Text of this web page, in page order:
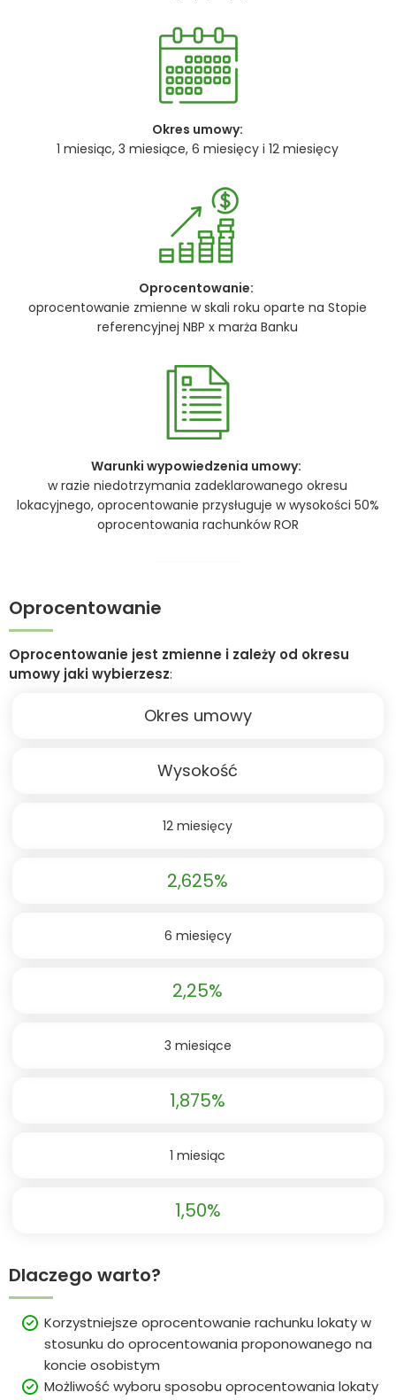
Okres umowy:
1 miesiąc, 3 miesiące, 6 miesięcy i 12 miesięcy
Oprocentowanie:
oprocentowanie zmienne w skali roku oparte na Stopie
referencyjnej NBP x marża Banku
Warunki wypowiedzenia umowy:
w razie niedotrzymania zadeklarowanego okresu
lokacyjnego, oprocentowanie przysługuje w wysokości 50%
oprocentowania rachunków ROR
Oprocentowanie
Oprocentowanie jest zmienne i zależy od okresu
umowy jaki wybierzesz:
Okres umowy
Wysokość
12 miesięcy
2,625%
6 miesięcy
2,25%
3 miesiące
1,875%
1 miesiąc
1,50%
Dlaczego warto?
Korzystniejsze oprocentowanie rachunku lokaty w
stosunku do oprocentowania proponowanego na
koncie osobistym
Możliwość wyboru sposobu oprocentowania lokaty